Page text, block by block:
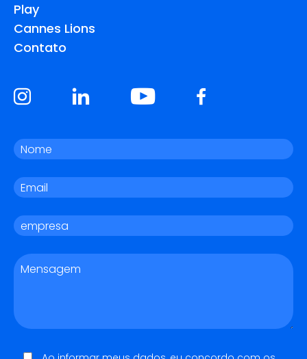
Play
Cannes Lions
Contato